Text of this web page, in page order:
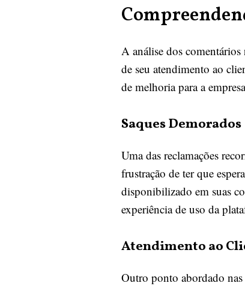
A análise dos
de seu atendimento ao
de melhoria para a
Saques Demorados
Uma das reclamações
frustração de ter que
disponibilizado em suas
experiência de uso da
Atendimento ao
Outro ponto abordado